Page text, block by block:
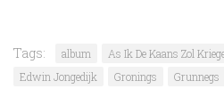
Tags: album As Ik De Kaans Zol
Edwin Jongedijk
Gronings Grunnegs